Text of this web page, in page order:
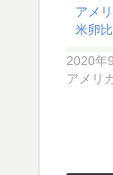
アメ
米卵比
2020年
アメリ